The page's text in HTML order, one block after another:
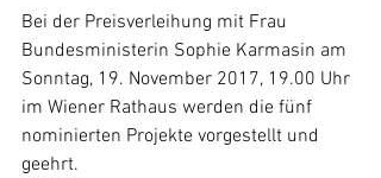
Bei der Preisverleihung mit Frau
Bundesministerin Sophie Karmasin am
Sonntag, 19. November 2017, 19.00 Uhr
im Wiener Rathaus werden die fünf
nominierten Projekte vorgestellt und
geehrt.